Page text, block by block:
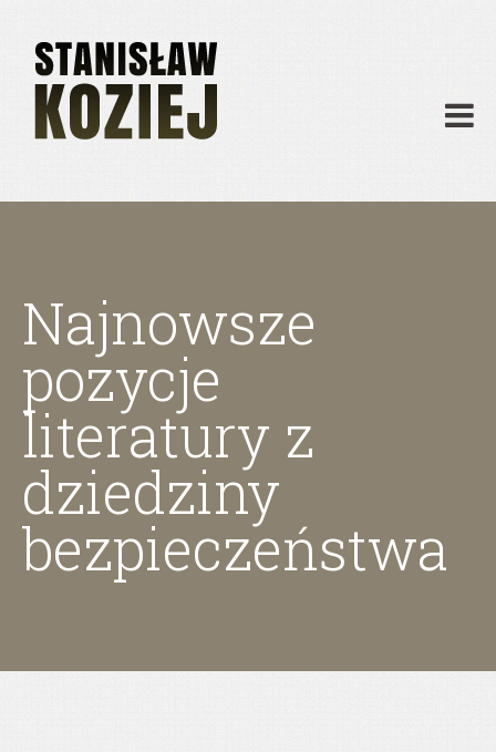
Publikacje
Działalność
Materiały dydaktyczne
Najnowsze
pozycje
literatury z
dziedziny
bezpieczeństwa